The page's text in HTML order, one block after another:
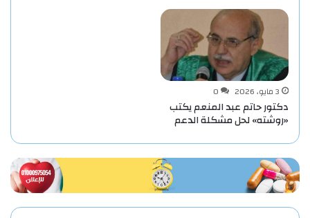
3 مايو، 2026 0
دكتور حاتم عبد المنعم يكتب
«روشته» لحل مشكلة الدعم